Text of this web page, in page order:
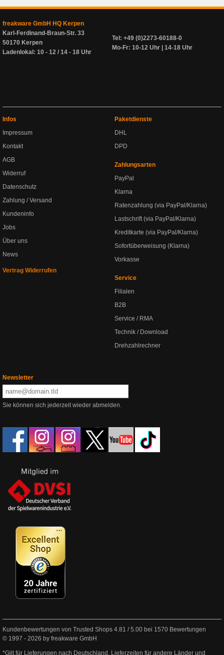
freakware GmbH HQ Kerpen
Karl-Ferdinand-Braun-Str. 33
50170 Kerpen
Ladenlokal: 10 - 12 / 14 - 18 Uhr
Tel: +49 (0)2273-60188-0
Mo-Fr: 10-12 Uhr | 14-18 Uhr
Infos
Impressum
Kontakt
AGB
Widerruf
Datenschutz
Zahlung / Versand
Kundeninfo
Jobs
Über uns
News
Vertrag Widerrufen
Paketdienste
DHL
DPD
Zahlungsarten
PayPal
Klarna
Ratenzahlung (via PayPal/Klarna)
Lastschrift (via PayPal/Klarna)
Kreditkarte (via PayPal/Klarna)
Sofortüberweisung (Klarna)
Vorkasse
Service
Filialen
B2B
Service / RMA
Technik / Download
Drehzahlrechner
Newsletter
Sie können sich jederzeit wieder abmelden.
Kundenbewertungen von Trusted Shops 4.81 /5.00 bei 1570 Bewertungen
© 1997 - 2026 by freakware GmbH
*Gilt für Lieferungen nach Deutschland. Lieferzeiten für andere Länder und